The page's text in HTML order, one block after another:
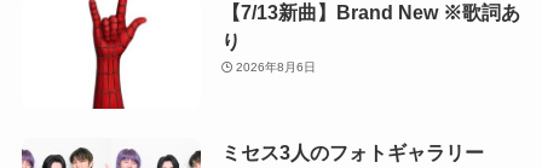
【7/13新曲】Brand New ※歌詞あ
り
2026年8月6日
ミセス3人のフォトギャラリー